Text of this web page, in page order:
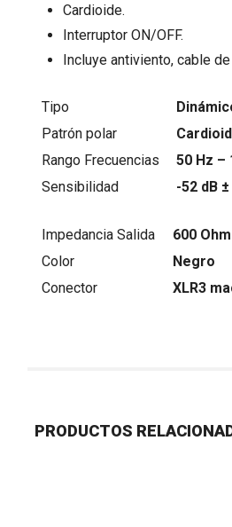
Cardioide.
Interruptor ON/OFF.
Incluye antiviento, cable
Tipo
Patrón polar
Rango Frecuencias
50 Hz –
Sensibilidad
-52 dB
Impedancia Salida
600
Color
Negro
Conector
XLR3
PRODUCTOS